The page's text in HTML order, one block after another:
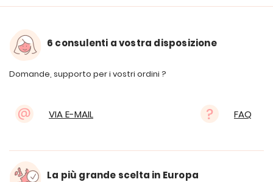
6 consulenti a vostra disposizione
Domande, supporto per i vostri ordini ?
VIA E-MAIL FAQ
La più grande scelta in Europa